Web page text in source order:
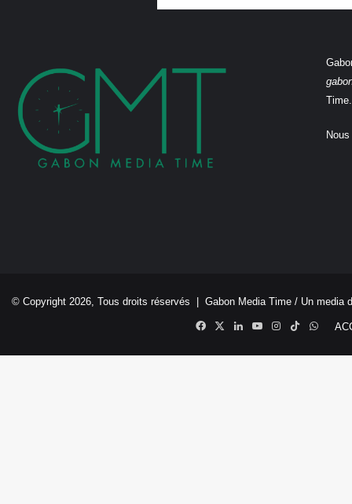
Time.
© Copyright 2026, Tous droits réservés | Gabon Media Time / Un media
Facebook
X LinkedinYouTubeInstagram
TikTok